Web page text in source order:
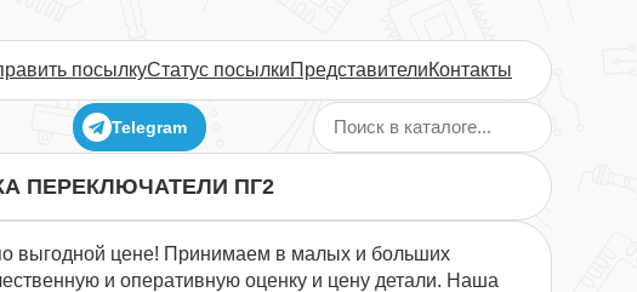
посылкуСтатус посылкиПредставителиКонтакты
Telegram
ПЕРЕКЛЮЧАТЕЛИ ПГ2
выгодной цене! Принимаем в малых и больших
и оперативную оценку и цену детали. Наша